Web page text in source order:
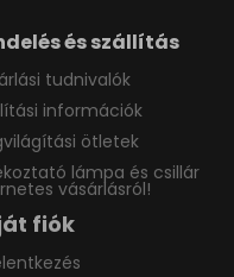
és szállítás
tudnivalók
információk
ötletek
lámpa és csillár
vásárlásról!
fiók